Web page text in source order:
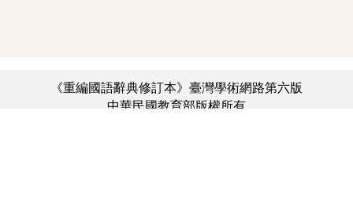
《重編國語辭典修訂本》臺灣學術網路第六版
中華民國教育部版權所有